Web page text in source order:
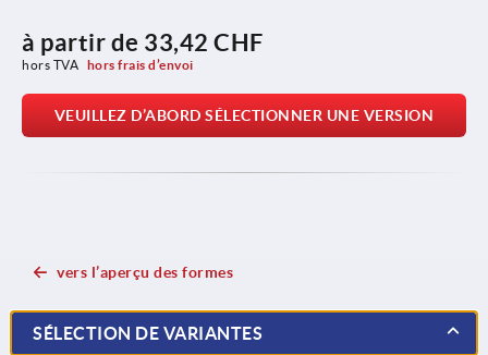
à partir de 33,42 CHF
hors TVA hors frais d’envoi
VEUILLEZ D’ABORD SÉLECTIONNER UNE VERSION
vers l’aperçu des formes
SÉLECTION DE VARIANTES